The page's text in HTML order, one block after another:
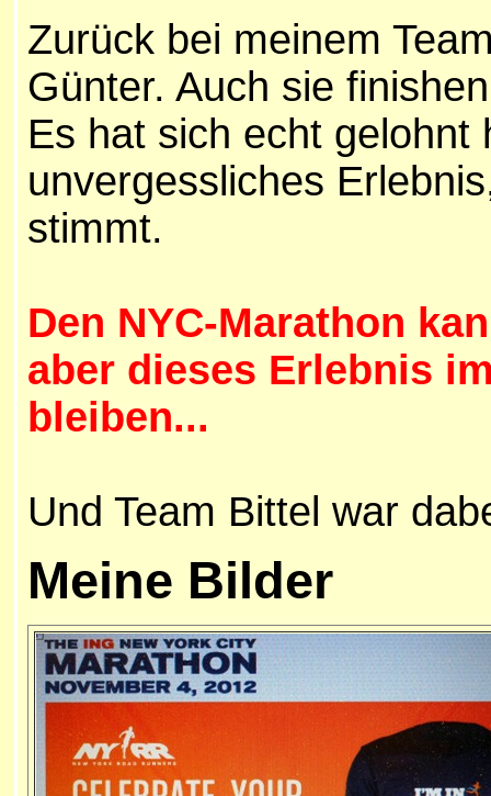
Zurück bei meinem
Günter. Auch sie
Es hat sich echt gelohnt
unvergessliches
stimmt.
Den NYC-Marathon
aber dieses Erlebnis
bleiben...
Und Team Bittel war
Meine Bilder